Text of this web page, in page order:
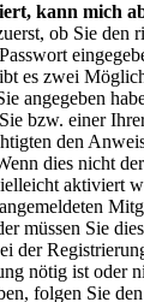
kann mich
ob Sie den
es zwei
angegeben
bzw. einer
den
dies nicht
aktiviert
müssen Sie
der
nötig ist oder
folgen Sie